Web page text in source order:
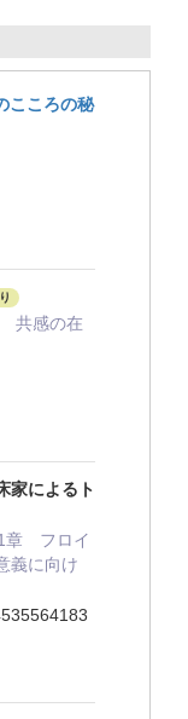
こころの秘
共感の在
家によるト
1章 フロイ
義に向け